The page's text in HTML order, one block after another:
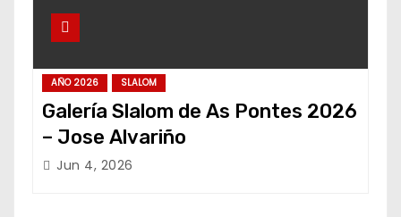
AÑO 2026 SLALOM
Galería Slalom de As Pontes 2026
– Jose Alvariño
Jun 4, 2026